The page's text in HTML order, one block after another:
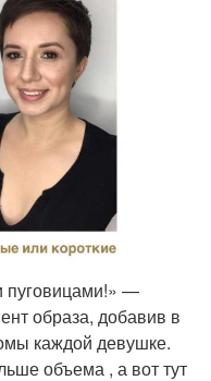
пуговицами!» —
образа, добавив в
каждой девушке.
объема , а вот тут